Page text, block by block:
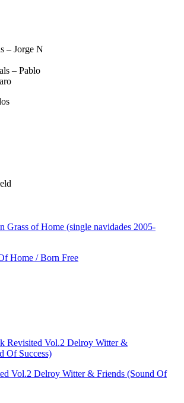
– Jorge N
– Pablo
Home / Born Free
Vol.2 Delroy Witter & Friends (Sound Of